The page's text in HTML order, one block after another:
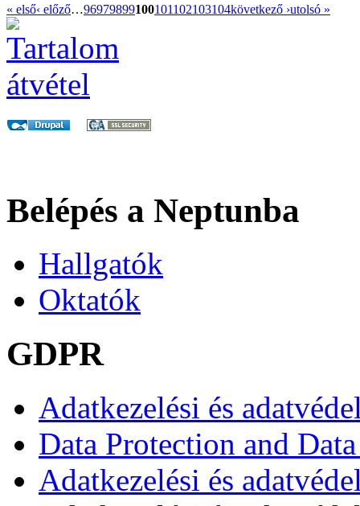
« első‹ előző…96979899100101102103104következő ›utolsó »
Belépés a Neptunba
Hallgatók
Oktatók
GDPR
Adatkezelési és
Data Protection and
Adatkezelési és